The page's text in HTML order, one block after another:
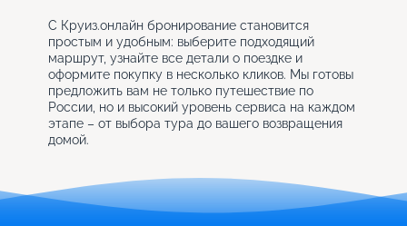
С Круиз.онлайн бронирование становится
простым и удобным: выберите подходящий
маршрут, узнайте все детали о поездке и
оформите покупку в несколько кликов. Мы готовы
предложить вам не только путешествие по
России, но и высокий уровень сервиса на каждом
этапе – от выбора тура до вашего возвращения
домой.